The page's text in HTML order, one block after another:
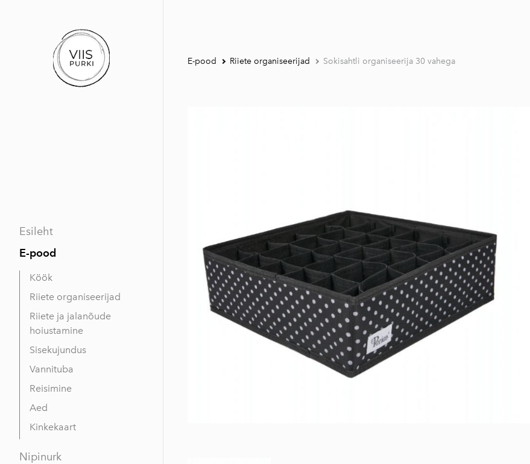
Esileht
E-pood
Köök
Riiete organiseerijad
Riiete ja jalanõude
hoiustamine
Sisekujundus
Vannituba
Reisimine
Aed
Kinkekaart
Nipinurk
E-pood Riiete organiseerijad Sokisahtli organiseerija 30 vahega